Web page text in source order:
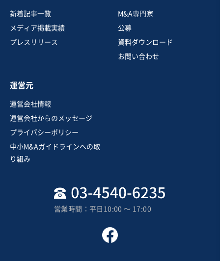
売上高
1,000万円〜5,000万円
生コン、コンクリート2次製品製造
建設、土木、工事事業
建設関連（建設コンサルタント／土木工事・補修等）
営業黒字 純資産プラス
中部地方
5,000万円～1億円
〜5名
塗装工事
新着記事一覧
メディア掲載実績
プレスリリース
M&A専門家
公募
資料ダウンロード
お問い合わせ
運営元
運営会社情報
運営会社からのメッセージ
プライバシーポリシー
中小M&Aガイドラインへの取
り組み
営業時間：平日10:00 〜 17:00